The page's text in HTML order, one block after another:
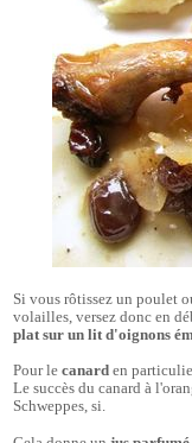
Si vous rôtissez un poulet
volailles, versez donc en
plat sur un lit d'oignons
Pour le canard en
Le succès du canard à
Schweppes, si.